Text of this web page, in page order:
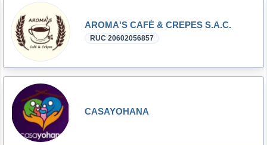
AROMA'S CAFÉ & CREPES S.A.C.
RUC 20602056857
CASAYOHANA